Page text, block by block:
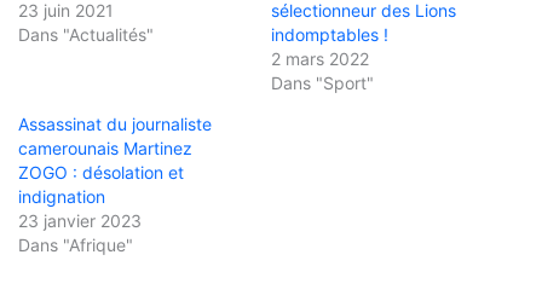
23 juin 2021
Dans "Actualités"
sélectionneur des Lions
indomptables !
2 mars 2022
Dans "Sport"
Assassinat du journaliste
camerounais Martinez
ZOGO : désolation et
indignation
23 janvier 2023
Dans "Afrique"